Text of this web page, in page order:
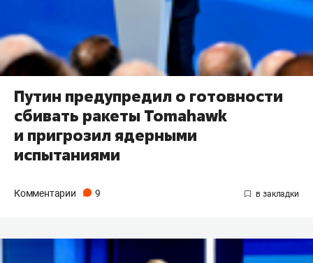
Путин предупредил о готовности
сбивать ракеты Tomahawk
и пригрозил ядерными
испытаниями
Комментарии 9